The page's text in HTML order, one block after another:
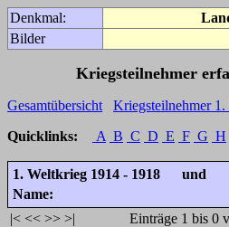
Denkmal:
Bilder
Kriegsteilnehmer
Gesamtübersicht Kriegsteilnehmer
Quicklinks:
A B C D E F G H
1. Weltkrieg 1914 - 1918 und
Name:
|< << >> >| Einträge 1 bis 0